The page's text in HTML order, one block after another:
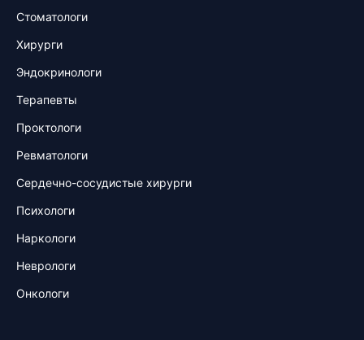
Стоматологи
Хирурги
Эндокринологи
Терапевты
Проктологи
Ревматологи
Сердечно-сосудистые хирурги
Психологи
Наркологи
Неврологи
Онкологи